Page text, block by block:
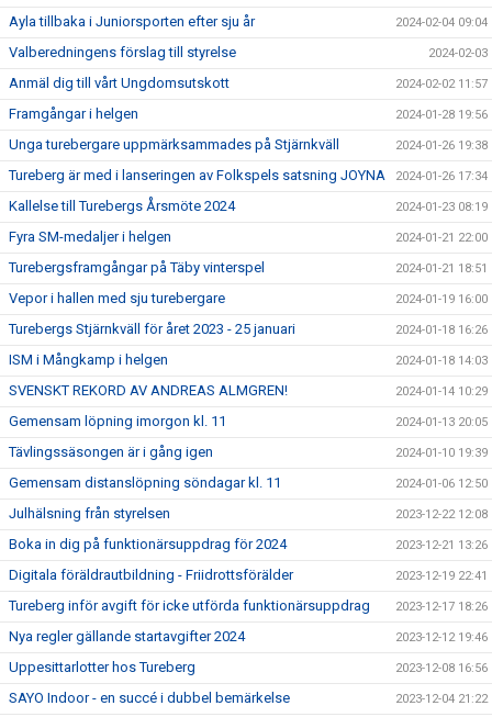
Ayla tillbaka i Juniorsporten efter sju år 2024-02-04 09:04
Valberedningens förslag till styrelse 2024-02-03
Anmäl dig till vårt Ungdomsutskott 2024-02-02 11:57
Framgångar i helgen 2024-01-28 19:56
Unga turebergare uppmärksammades på Stjärnkväll 2024-01-26 19:38
Tureberg är med i lanseringen av Folkspels satsning JOYNA 2024-01-26 17:34
Kallelse till Turebergs Årsmöte 2024 2024-01-23 08:19
Fyra SM-medaljer i helgen 2024-01-21 22:00
Turebergsframgångar på Täby vinterspel 2024-01-21 18:51
Vepor i hallen med sju turebergare 2024-01-19 16:00
Turebergs Stjärnkväll för året 2023 - 25 januari 2024-01-18 16:26
ISM i Mångkamp i helgen 2024-01-18 14:03
SVENSKT REKORD AV ANDREAS ALMGREN! 2024-01-14 10:29
Gemensam löpning imorgon kl. 11 2024-01-13 20:05
Tävlingssäsongen är i gång igen 2024-01-10 19:39
Gemensam distanslöpning söndagar kl. 11 2024-01-06 12:50
Julhälsning från styrelsen 2023-12-22 12:08
Boka in dig på funktionärsuppdrag för 2024 2023-12-21 13:26
Digitala föräldrautbildning - Friidrottsförälder 2023-12-19 22:41
Tureberg inför avgift för icke utförda funktionärsuppdrag 2023-12-17 18:26
Nya regler gällande startavgifter 2024 2023-12-12 19:46
Uppesittarlotter hos Tureberg 2023-12-08 16:56
SAYO Indoor - en succé i dubbel bemärkelse 2023-12-04 21:22